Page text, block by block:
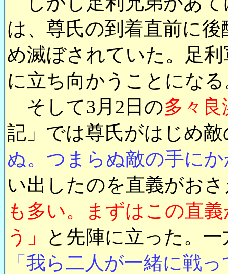
は、尊氏の到着直前に
め滅ぼされていた。足
に立ち向かうことにな
そして3月2日の多々
記」では尊氏がはじめ
ぬ。つまらぬ敵の手に
い出したのを直義がお
も多い。まずはこの直
う」
と先陣に立った。
「我ら二人が一緒に戦